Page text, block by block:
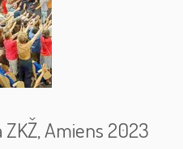
Amiens 2023